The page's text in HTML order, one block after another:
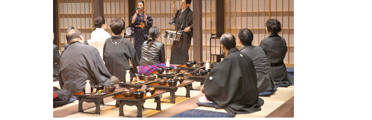
に
つ
い
て
①、
作・
演
出
の
パ
ス